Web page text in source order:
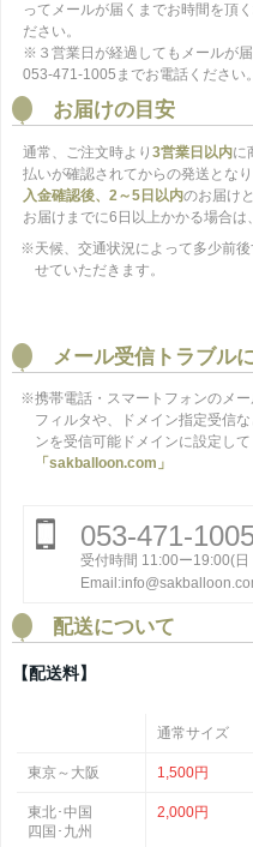
ってメールが届くまでお時間を頂
ださい。
※３営業日が経過してもメールが
053-471-1005までお電話ください。
お届けの目安
通常、ご注文時より 3営業日以内に
払いが確認されてからの発送となり
入金確認後、2～5日以内のお届け
お届けまでに6日以上かかる場合は
※天候、交通状況によって多少前
せていただきます。
メール受信トラブル
※携帯電話・スマートフォンのメ
フィルタや、ドメイン指定受信
ンを受信可能ドメインに設定して
「sakballoon.com」
053-471-
受付時間 11:00ー19:00(日
配送について
【配送料】
通常サイズ
東京～大阪 1,500円
東北･中国
四国･九州
2,000円